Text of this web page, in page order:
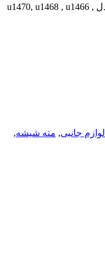
لوازم جانبی, مته شیشه,